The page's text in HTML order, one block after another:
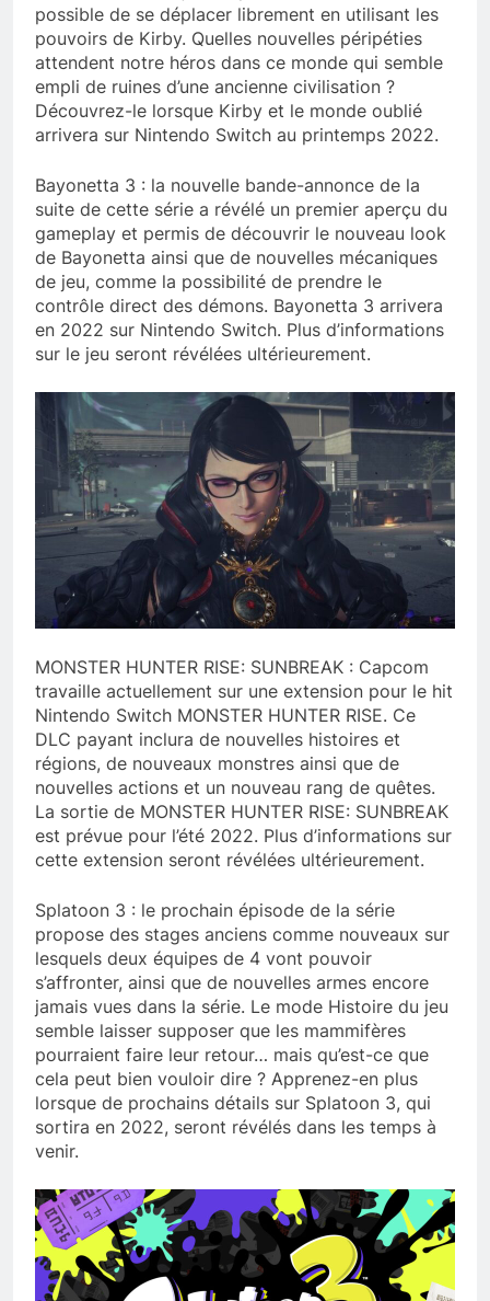
possible de se déplacer librement en utilisant les
pouvoirs de Kirby. Quelles nouvelles péripéties
attendent notre héros dans ce monde qui semble
empli de ruines d’une ancienne civilisation ?
Découvrez-le lorsque Kirby et le monde oublié
arrivera sur Nintendo Switch au printemps 2022.
Bayonetta 3 : la nouvelle bande-annonce de la
suite de cette série a révélé un premier aperçu du
gameplay et permis de découvrir le nouveau look
de Bayonetta ainsi que de nouvelles mécaniques
de jeu, comme la possibilité de prendre le
contrôle direct des démons. Bayonetta 3 arrivera
en 2022 sur Nintendo Switch. Plus d’informations
sur le jeu seront révélées ultérieurement.
MONSTER HUNTER RISE: SUNBREAK : Capcom
travaille actuellement sur une extension pour le hit
Nintendo Switch MONSTER HUNTER RISE. Ce
DLC payant inclura de nouvelles histoires et
régions, de nouveaux monstres ainsi que de
nouvelles actions et un nouveau rang de quêtes.
La sortie de MONSTER HUNTER RISE: SUNBREAK
est prévue pour l’été 2022. Plus d’informations sur
cette extension seront révélées ultérieurement.
Splatoon 3 : le prochain épisode de la série
propose des stages anciens comme nouveaux sur
lesquels deux équipes de 4 vont pouvoir
s’affronter, ainsi que de nouvelles armes encore
jamais vues dans la série. Le mode Histoire du jeu
semble laisser supposer que les mammifères
pourraient faire leur retour… mais qu’est-ce que
cela peut bien vouloir dire ? Apprenez-en plus
lorsque de prochains détails sur Splatoon 3, qui
sortira en 2022, seront révélés dans les temps à
venir.